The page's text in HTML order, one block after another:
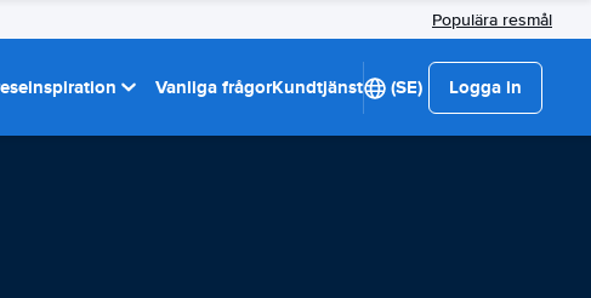
Populära resmål
Vanliga frågorKundtjänst (SE) Logga in